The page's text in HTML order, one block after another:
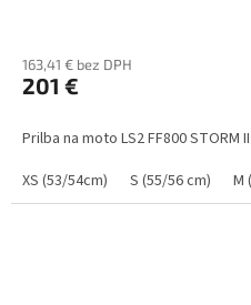
163,41 € bez DPH
201 €
Prilba na moto LS2 FF800 STORM II
XS (53/54cm)
S (55/56 cm) M